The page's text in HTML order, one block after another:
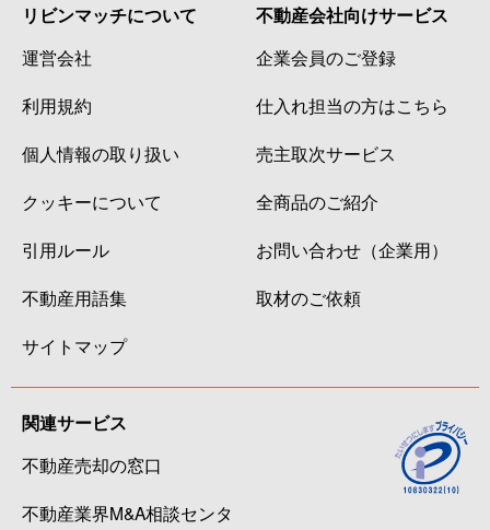
リビンマッチについて
運営会社
利用規約
個人情報の取り扱い
クッキーについて
引用ルール
不動産用語集
サイトマップ
不動産会社向けサービス
企業会員のご登録
仕入れ担当の方はこちら
売主取次サービス
全商品のご紹介
お問い合わせ（企業用）
取材のご依頼
関連サービス
不動産売却の窓口
不動産業界M&A相談センタ